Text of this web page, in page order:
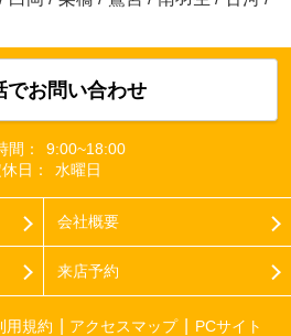
でお問い合わせ
間：
9:00~18:00
日：
水曜日
会社概要
来店予約
用規約 アクセスマップ
PCサイト